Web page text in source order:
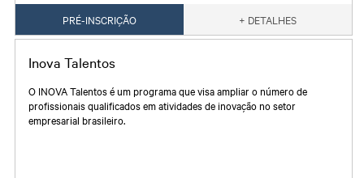
PRÉ-INSCRIÇÃO + DETALHES
Inova Talentos
O INOVA Talentos é um programa que visa ampliar o número de
profissionais qualificados em atividades de inovação no setor
empresarial brasileiro.